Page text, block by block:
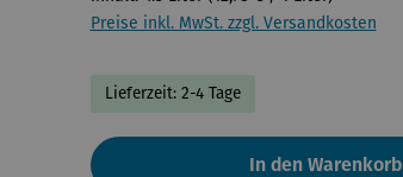
Preise inkl. MwSt. zzgl. Versandkosten
Lieferzeit: 2-4 Tage
In den Warenkorb